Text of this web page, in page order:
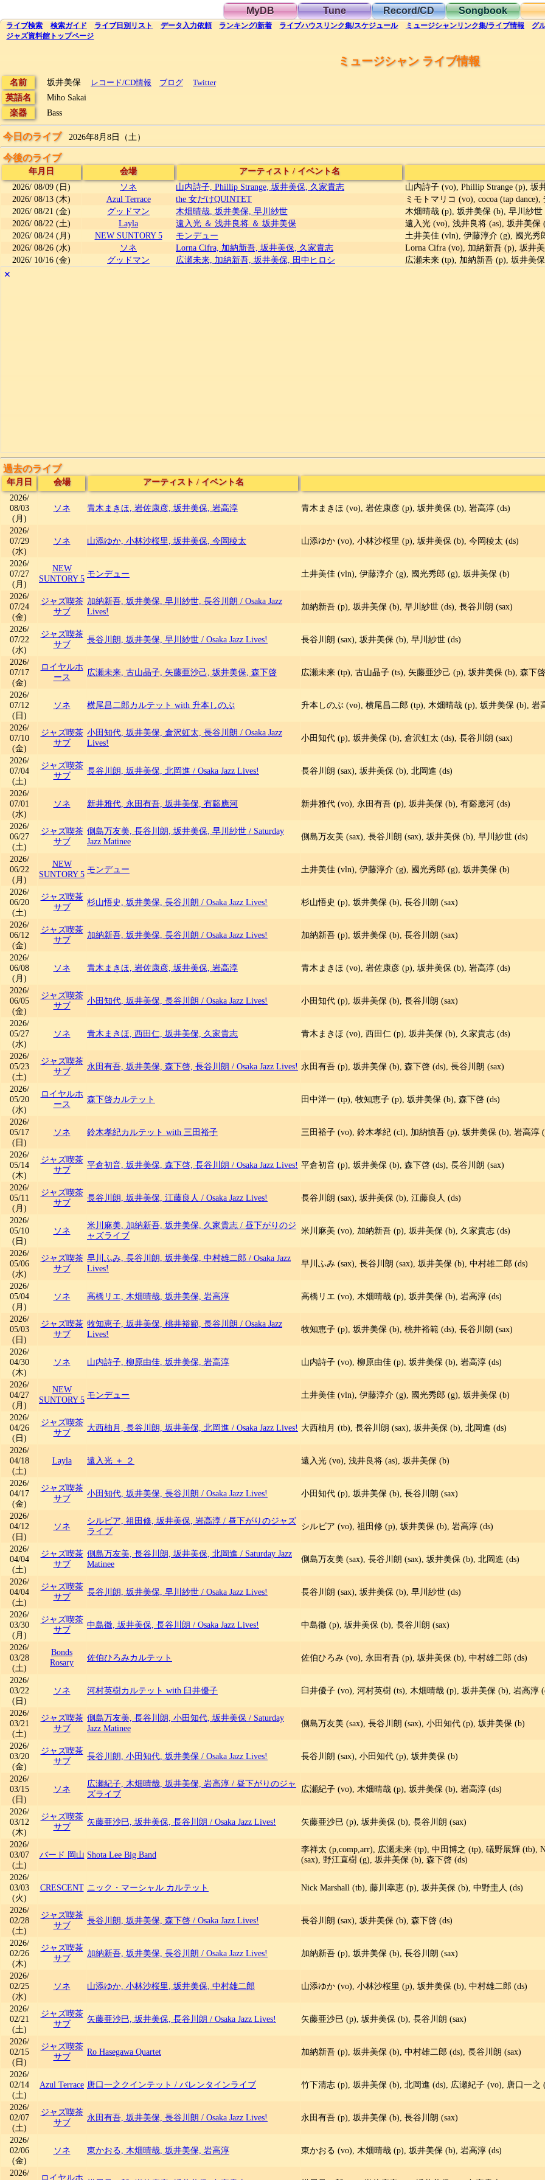
MyDB Tune Record/CD Songbook
ライブ検索 検索ガイド ライブ日別 リスト データ入力依頼 ランキング/新着 ライブハウス リンク集/スケジュール ミュージシャンリンク集/ライブ情報
グ
ジャズ資料館 トップページ
ミュージシャン ライブ情報
名前 坂井美保 レコード/CD情報 ブログ Twitter
英語名
Miho Sakai
楽器
Bass
今日のライブ 2026年8月8日（土）
今後のライブ
年月日 会場 アーティスト / イベント名
2026/ 08/09 (日) ソネ 山内詩子, Phillip Strange, 坂井美保, 久家貴志
山内詩子 (vo), Phillip Strange (p), 坂
2026/ 08/13 (木) Azul Terrace the 女だけQUINTET
ミモトマリコ (vo), cocoa (tap
2026/ 08/21 (金) グッドマン 木畑晴哉, 坂井美保, 早川紗世
木畑晴哉 (p), 坂井美保 (b), 早川紗世
2026/ 08/22 (土) Layla 遠入光 ＆ 浅井良将 ＆ 坂井美保
遠入光 (vo), 浅井良将 (as), 坂井美保
2026/ 08/24 (月) NEW SUNTORY 5 モンデュー
土井美佳 (vln), 伊藤淳介 (g), 國光秀
2026/ 08/26 (水) ソネ Lorna Cifra, 加納新吾, 坂井美保, 久家貴志
Lorna Cifra (vo), 加納新吾 (p), 坂井
2026/ 10/16 (金) グッドマン 広瀬未来, 加納新吾, 坂井美保, 田中ヒロシ
広瀬未来 (tp), 加納新吾 (p), 坂井美
✕
過去のライブ
年月日 会場 アーティスト / イベント名
2026/
08/03
(月)
ソネ 青木まきほ, 岩佐康彦, 坂井美保, 岩高淳 青木まきほ (vo), 岩佐康彦 (p), 坂井美保 (b), 岩高淳 (ds)
2026/
07/29
(水)
ソネ 山添ゆか, 小林沙桜里, 坂井美保, 今岡稜太 山添ゆか (vo), 小林沙桜里 (p), 坂井美保 (b), 今岡稜太 (ds)
2026/
07/27
(月)
NEW
SUNTORY 5 モンデュー 土井美佳 (vln), 伊藤淳介 (g), 國光秀郎 (g), 坂井美保 (b)
2026/
07/24
(金)
ジャズ喫茶
サブ
加納新吾, 坂井美保, 早川紗世, 長谷川朗 / Osaka Jazz
Lives!
加納新吾 (p), 坂井美保 (b), 早川紗世 (ds), 長谷川朗 (sax)
2026/
07/22
(水)
ジャズ喫茶
サブ
長谷川朗, 坂井美保, 早川紗世 / Osaka Jazz Lives! 長谷川朗 (sax), 坂井美保 (b), 早川紗世 (ds)
2026/
07/17
(金)
ロイヤルホ
ース
広瀬未来, 古山晶子, 矢藤亜沙己, 坂井美保, 森下啓 広瀬未来 (tp), 古山晶子 (ts), 矢藤亜沙己 (p), 坂井美保 (b), 森下
2026/
07/12
(日)
ソネ 横尾昌二郎カルテット with 升本しのぶ 升本しのぶ (vo), 横尾昌二郎 (tp), 木畑晴哉 (p), 坂井美保 (b), 岩
2026/
07/10
(金)
ジャズ喫茶
サブ
小田知代, 坂井美保, 倉沢虹太, 長谷川朗 / Osaka Jazz
Lives!
小田知代 (p), 坂井美保 (b), 倉沢虹太 (ds), 長谷川朗 (sax)
2026/
07/04
(土)
ジャズ喫茶
サブ
長谷川朗, 坂井美保, 北岡進 / Osaka Jazz Lives! 長谷川朗 (sax), 坂井美保 (b), 北岡進 (ds)
2026/
07/01
(水)
ソネ 新井雅代, 永田有吾, 坂井美保, 有谿應河 新井雅代 (vo), 永田有吾 (p), 坂井美保 (b), 有谿應河 (ds)
2026/
06/27
(土)
ジャズ喫茶
サブ
側島万友美, 長谷川朗, 坂井美保, 早川紗世 / Saturday
Jazz Matinee
側島万友美 (sax), 長谷川朗 (sax), 坂井美保 (b), 早川紗世 (ds)
2026/
06/22
(月)
NEW
SUNTORY 5 モンデュー 土井美佳 (vln), 伊藤淳介 (g), 國光秀郎 (g), 坂井美保 (b)
2026/
06/20
(土)
ジャズ喫茶
サブ
杉山悟史, 坂井美保, 長谷川朗 / Osaka Jazz Lives! 杉山悟史 (p), 坂井美保 (b), 長谷川朗 (sax)
2026/
06/12
(金)
ジャズ喫茶
サブ
加納新吾, 坂井美保, 長谷川朗 / Osaka Jazz Lives! 加納新吾 (p), 坂井美保 (b), 長谷川朗 (sax)
2026/
06/08
(月)
ソネ 青木まきほ, 岩佐康彦, 坂井美保, 岩高淳 青木まきほ (vo), 岩佐康彦 (p), 坂井美保 (b), 岩高淳 (ds)
2026/
06/05
(金)
ジャズ喫茶
サブ
小田知代, 坂井美保, 長谷川朗 / Osaka Jazz Lives! 小田知代 (p), 坂井美保 (b), 長谷川朗 (sax)
2026/
05/27
(水)
ソネ 青木まきほ, 西田仁, 坂井美保, 久家貴志 青木まきほ (vo), 西田仁 (p), 坂井美保 (b), 久家貴志 (ds)
2026/
05/23
(土)
ジャズ喫茶
サブ
永田有吾, 坂井美保, 森下啓, 長谷川朗 / Osaka Jazz Lives! 永田有吾 (p), 坂井美保 (b), 森下啓 (ds), 長谷川朗 (sax)
2026/
05/20
(水)
ロイヤルホ
ース
森下啓カルテット 田中洋一 (tp), 牧知恵子 (p), 坂井美保 (b), 森下啓 (ds)
2026/
05/17
(日)
ソネ 鈴木孝紀カルテット with 三田裕子 三田裕子 (vo), 鈴木孝紀 (cl), 加納慎吾 (p), 坂井美保 (b), 岩高淳
2026/
05/14
(木)
ジャズ喫茶
サブ
平倉初音, 坂井美保, 森下啓, 長谷川朗 / Osaka Jazz Lives! 平倉初音 (p), 坂井美保 (b), 森下啓 (ds), 長谷川朗 (sax)
2026/
05/11
(月)
ジャズ喫茶
サブ
長谷川朗, 坂井美保, 江藤良人 / Osaka Jazz Lives! 長谷川朗 (sax), 坂井美保 (b), 江藤良人 (ds)
2026/
05/10
(日)
ソネ
米川麻美, 加納新吾, 坂井美保, 久家貴志 / 昼下がりのジ
ャズライブ
米川麻美 (vo), 加納新吾 (p), 坂井美保 (b), 久家貴志 (ds)
2026/
05/06
(水)
ジャズ喫茶
サブ
早川ふみ, 長谷川朗, 坂井美保, 中村雄二郎 / Osaka Jazz
Lives!
早川ふみ (sax), 長谷川朗 (sax), 坂井美保 (b), 中村雄二郎 (ds)
2026/
05/04
(月)
ソネ 高橋リエ, 木畑晴哉, 坂井美保, 岩高淳 高橋リエ (vo), 木畑晴哉 (p), 坂井美保 (b), 岩高淳 (ds)
2026/
05/03
(日)
ジャズ喫茶
サブ
牧知恵子, 坂井美保, 桃井裕範, 長谷川朗 / Osaka Jazz
Lives!
牧知恵子 (p), 坂井美保 (b), 桃井裕範 (ds), 長谷川朗 (sax)
2026/
04/30
(木)
ソネ 山内詩子, 柳原由佳, 坂井美保, 岩高淳 山内詩子 (vo), 柳原由佳 (p), 坂井美保 (b), 岩高淳 (ds)
2026/
04/27
(月)
NEW
SUNTORY 5 モンデュー 土井美佳 (vln), 伊藤淳介 (g), 國光秀郎 (g), 坂井美保 (b)
2026/
04/26
(日)
ジャズ喫茶
サブ
大西柚月, 長谷川朗, 坂井美保, 北岡進 / Osaka Jazz Lives! 大西柚月 (tb), 長谷川朗 (sax), 坂井美保 (b), 北岡進 (ds)
2026/
04/18
(土)
Layla 遠入光 ＋ ２ 遠入光 (vo), 浅井良将 (as), 坂井美保 (b)
2026/
04/17
(金)
ジャズ喫茶
サブ
小田知代, 坂井美保, 長谷川朗 / Osaka Jazz Lives! 小田知代 (p), 坂井美保 (b), 長谷川朗 (sax)
2026/
04/12
(日)
ソネ
シルビア, 祖田修, 坂井美保, 岩高淳 / 昼下がりのジャズ
ライブ
シルビア (vo), 祖田修 (p), 坂井美保 (b), 岩高淳 (ds)
2026/
04/04
(土)
ジャズ喫茶
サブ
側島万友美, 長谷川朗, 坂井美保, 北岡進 / Saturday Jazz
Matinee
側島万友美 (sax), 長谷川朗 (sax), 坂井美保 (b), 北岡進 (ds)
2026/
04/04
(土)
ジャズ喫茶
サブ
長谷川朗, 坂井美保, 早川紗世 / Osaka Jazz Lives! 長谷川朗 (sax), 坂井美保 (b), 早川紗世 (ds)
2026/
03/30
(月)
ジャズ喫茶
サブ
中島徹, 坂井美保, 長谷川朗 / Osaka Jazz Lives! 中島徹 (p), 坂井美保 (b), 長谷川朗 (sax)
2026/
03/28
(土)
Bonds
Rosary
佐伯ひろみカルテット 佐伯ひろみ (vo), 永田有吾 (p), 坂井美保 (b), 中村雄二郎 (ds)
2026/
03/22
(日)
ソネ 河村英樹カルテット with 臼井優子 臼井優子 (vo), 河村英樹 (ts), 木畑晴哉 (p), 坂井美保 (b), 岩高淳
2026/
03/21
(土)
ジャズ喫茶
サブ
側島万友美, 長谷川朗, 小田知代, 坂井美保 / Saturday
Jazz Matinee
側島万友美 (sax), 長谷川朗 (sax), 小田知代 (p), 坂井美保 (b)
2026/
03/20
(金)
ジャズ喫茶
サブ
長谷川朗, 小田知代, 坂井美保 / Osaka Jazz Lives! 長谷川朗 (sax), 小田知代 (p), 坂井美保 (b)
2026/
03/15
(日)
ソネ
広瀬紀子, 木畑晴哉, 坂井美保, 岩高淳 / 昼下がりのジャ
ズライブ
広瀬紀子 (vo), 木畑晴哉 (p), 坂井美保 (b), 岩高淳 (ds)
2026/
03/12
(木)
ジャズ喫茶
サブ
矢藤亜沙巳, 坂井美保, 長谷川朗 / Osaka Jazz Lives! 矢藤亜沙巳 (p), 坂井美保 (b), 長谷川朗 (sax)
2026/
03/07
(土)
バード 岡山 Shota Lee Big Band
李祥太 (p,comp,arr), 広瀬未来 (tp), 中田博之 (tp), 礒野展輝 (tb),
(sax), 野江直樹 (g), 坂井美保 (b), 森下啓 (ds)
2026/
03/03
(火)
CRESCENT ニック・マーシャル カルテット Nick Marshall (tb), 藤川幸恵 (p), 坂井美保 (b), 中野圭人 (ds)
2026/
02/28
(土)
ジャズ喫茶
サブ
長谷川朗, 坂井美保, 森下啓 / Osaka Jazz Lives! 長谷川朗 (sax), 坂井美保 (b), 森下啓 (ds)
2026/
02/26
(木)
ジャズ喫茶
サブ
加納新吾, 坂井美保, 長谷川朗 / Osaka Jazz Lives! 加納新吾 (p), 坂井美保 (b), 長谷川朗 (sax)
2026/
02/25
(水)
ソネ 山添ゆか, 小林沙桜里, 坂井美保, 中村雄二郎 山添ゆか (vo), 小林沙桜里 (p), 坂井美保 (b), 中村雄二郎 (ds)
2026/
02/21
(土)
ジャズ喫茶
サブ
矢藤亜沙巳, 坂井美保, 長谷川朗 / Osaka Jazz Lives! 矢藤亜沙巳 (p), 坂井美保 (b), 長谷川朗 (sax)
2026/
02/15
(日)
ジャズ喫茶
サブ
Ro Hasegawa Quartet 加納新吾 (p), 坂井美保 (b), 中村雄二郎 (ds), 長谷川朗 (sax)
2026/
02/14
(土)
Azul Terrace 唐口一之クインテット / バレンタインライブ 竹下清志 (p), 坂井美保 (b), 北岡進 (ds), 広瀬紀子 (vo), 唐口一之
2026/
02/07
(土)
ジャズ喫茶
サブ
永田有吾, 坂井美保, 長谷川朗 / Osaka Jazz Lives! 永田有吾 (p), 坂井美保 (b), 長谷川朗 (sax)
2026/
02/06
(金)
ソネ 東かおる, 木畑晴哉, 坂井美保, 岩高淳 東かおる (vo), 木畑晴哉 (p), 坂井美保 (b), 岩高淳 (ds)
2026/
ロイヤルホ